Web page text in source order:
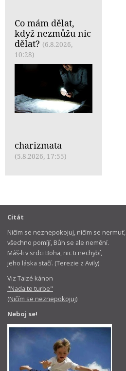
Co mám dělat,
když nezmůžu nic
dělat? (6.8.2026,
10:28)
charizmata
(5.8.2026, 17:55)
Citát
Ničím se neznepokojuj, ničím se nermuť,
všechno pomíjí, Bůh se ale nemění.
Máš-li v srdci Boha, nic ti nechybí,
jeho láska stačí. (Terezie z Avily)
Viz Taizé kánon
"Nada te turbe"
(Ničím se neznepokojuj)
Neboj se!